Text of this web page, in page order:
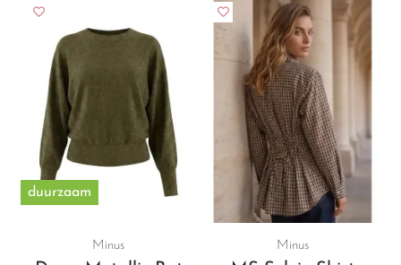
duurzaam
Minus Minus